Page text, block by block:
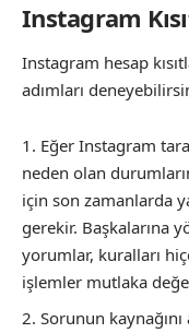
Instagram
Instagram hesap
adımları
Eğer Instagram
neden olan
için son zamanlarda
gerekir. Başkalarına
yorumlar, kuralları
işlemler mutlaka
Sorunun